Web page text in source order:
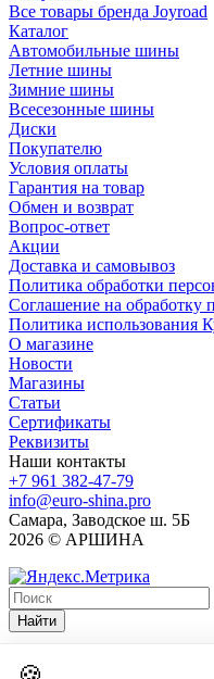
Все товары бренда Joyroad
Каталог
Автомобильные шины
Летние шины
Зимние шины
Всесезонные шины
Диски
Покупателю
Условия оплаты
Гарантия на товар
Обмен и возврат
Вопрос-ответ
Акции
Доставка и самовывоз
Политика обработки
Соглашение на обработку
Политика использования
О магазине
Новости
Магазины
Статьи
Сертификаты
Реквизиты
Наши контакты
+7 961 382-47-79
info@euro-shina.pro
Самара, Заводское ш. 5Б
2026 © АРШИНА
Найти